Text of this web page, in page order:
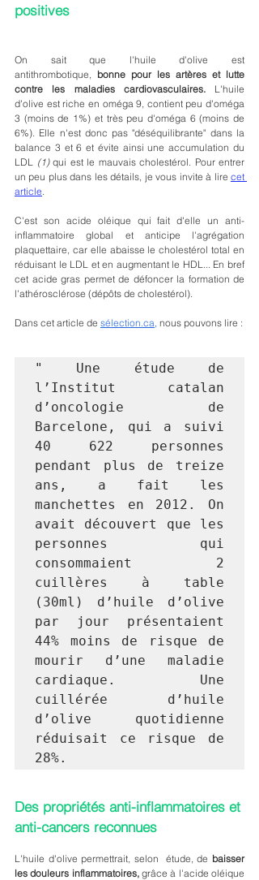
positives
On sait que l'huile d'olive est
antithrombotique, bonne pour les artères et lutte
contre les maladies cardiovasculaires. L'huile
d'olive est riche en oméga 9, contient peu d'oméga
3 (moins de 1%) et très peu d'oméga 6 (moins de
6%). Elle n'est donc pas "déséquilibrante" dans la
balance 3 et 6 et évite ainsi une accumulation du
LDL
(1) qui est le mauvais cholestérol. Pour entrer
un peu plus dans les détails, je vous invite à lire cet
article
C'est son acide oléique qui fait d'elle un anti-
inflammatoire global et anticipe l'agrégation
plaquettaire, car elle abaisse le cholestérol total en
réduisant le LDL et en augmentant le HDL... En bref
cet acide gras permet de défoncer la formation de
l'athérosclérose (dépôts de cholestérol).
Dans cet article de sélection.ca nous pouvons lire :
" Une étude de
l’Institut catalan
d’oncologie de
Barcelone, qui a suivi
40 622 personnes
pendant plus de treize
ans, a fait les
manchettes en 2012. On
avait découvert que les
personnes qui
consommaient 2
cuillères à table
(30ml) d’huile d’olive
par jour présentaient
44% moins de risque de
mourir d’une maladie
cardiaque. Une
cuillérée d’huile
d’olive quotidienne
réduisait ce risque de
28%.
Des propriétés anti-inflammatoires et
anti-cancers reconnues
L'huile d'olive permettrait, selon  étude, de baisser
les douleurs inflammatoires, grâce à l'acide oléique